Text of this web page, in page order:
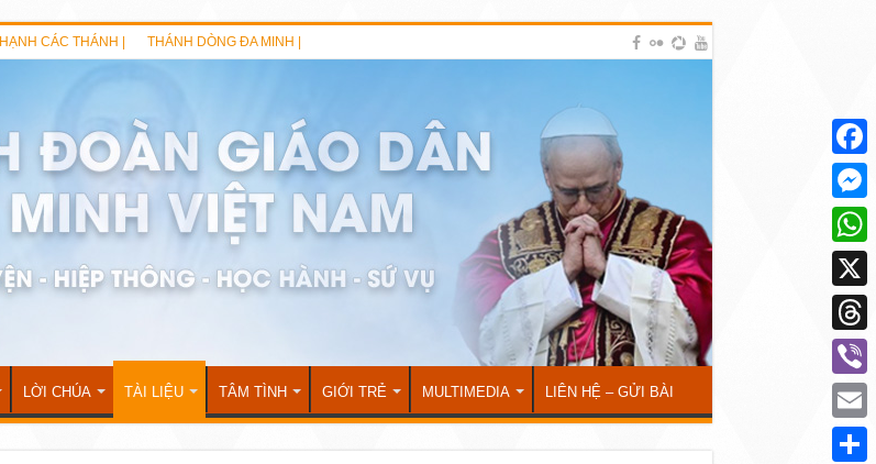
HẠNH CÁC THÁNH | THÁNH DÒNG ĐA MINH |
LỜI CHÚA TÀI LIỆU TÂM TÌNH GIỚI TRẺ MULTIMEDIA LIÊN HỆ – GỬI BÀI
X
Viber